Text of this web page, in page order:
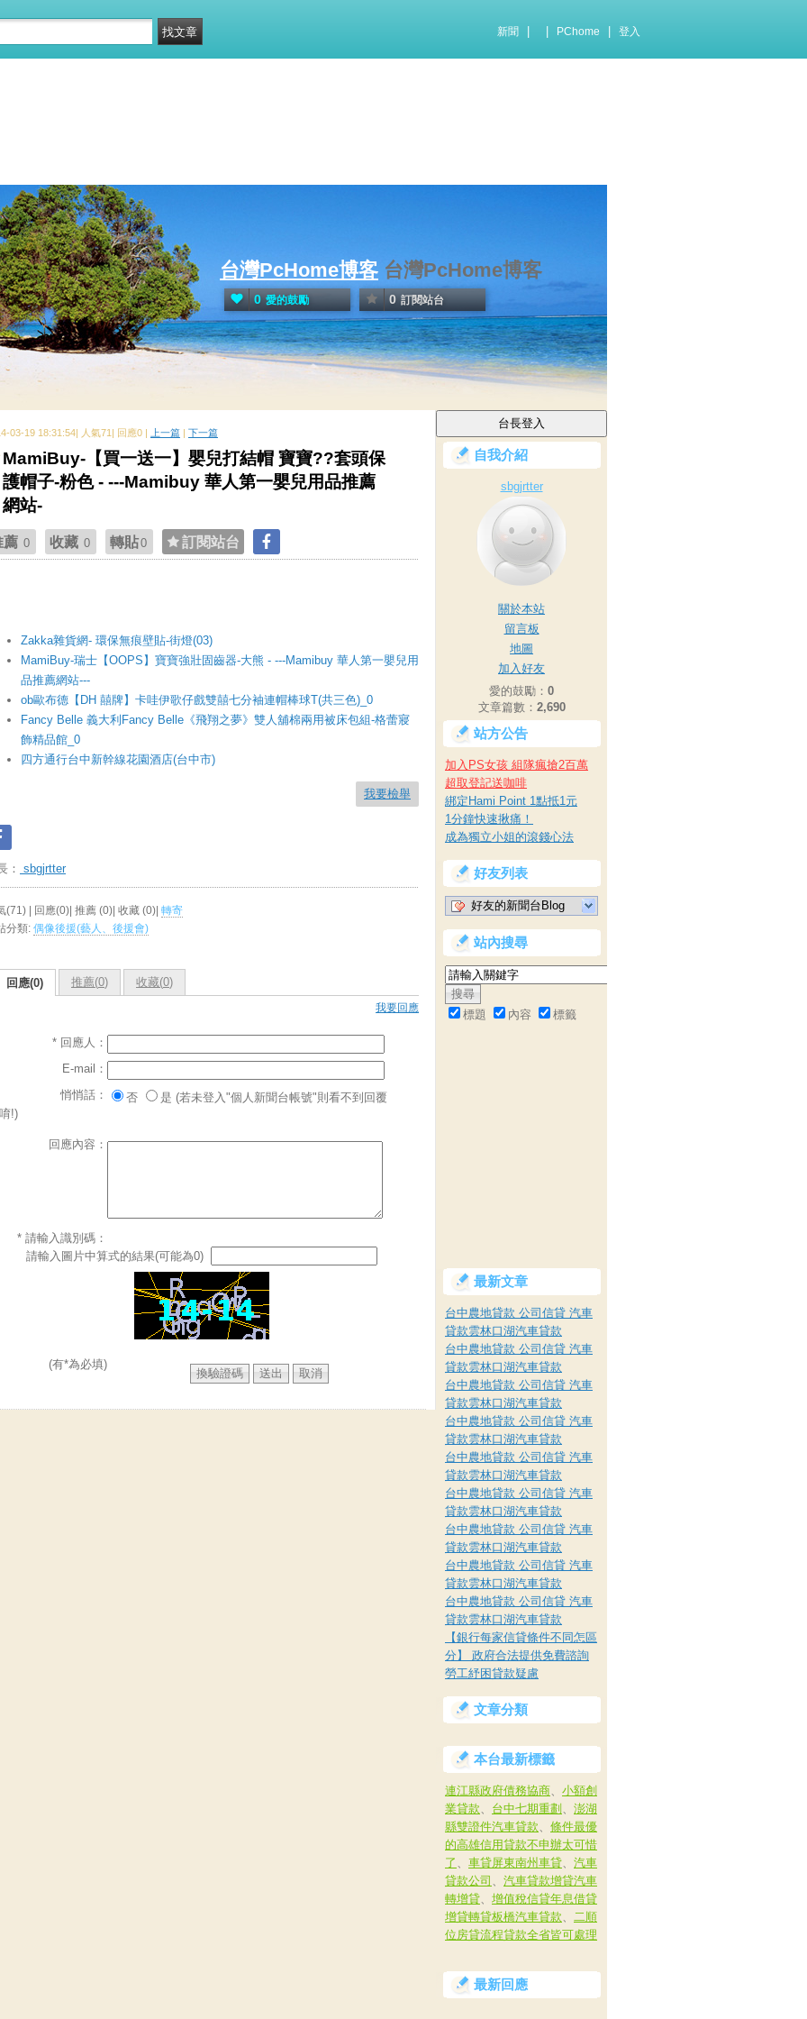
新聞 PChome 登入
台灣PcHome博客 台灣PcHome博客
0 愛的鼓勵 0 訂閱站台
03-19 18:31:54| 人氣71| 回應0 | 上一篇 | 下一篇
MamiBuy-【買一送一】嬰兒打結帽 寶寶??套頭保
護帽子-粉色 - ---Mamibuy 華人第一嬰兒用品推薦
網站-
薦 0 收藏 0 轉貼0 訂閱站台
Zakka雜貨網- 環保無痕壁貼-街燈(03)
MamiBuy-瑞士【OOPS】寶寶強壯固齒器-大熊 - ---Mamibuy 華人第一嬰兒用
品推薦網站---
ob歐布德【DH 囍牌】卡哇伊歌仔戲雙囍七分袖連帽棒球T(共三色)_0
Fancy Belle 義大利Fancy Belle《飛翔之夢》雙人舖棉兩用被床包組-格蕾寢
飾精品館_0
四方通行台中新幹線花園酒店(台中市)
我要檢舉
： sbgjrtter
(71) | 回應(0)| 推薦 (0)| 收藏 (0)| 轉寄
分類: 偶像後援(藝人、後援會)
回應(0) 推薦(0) 收藏(0)
我要回應
* 回應人：
E-mail：
悄悄話：
否
是 (若未登入"個人新聞台帳號"則看不到回覆
唷!)
回應內容：
* 請輸入識別碼：
請輸入圖片中算式的結果(可能為0)
(有*為必填)
自我介紹
sbgjrtter
關於本站
留言板
地圖
加入好友
愛的鼓勵： 0
文章篇數： 2,690
站方公告
加入PS女孩 組隊瘋搶2百萬
超取登記送咖啡
綁定Hami Point 1點抵1元
1分鐘快速揪痛！
成為獨立小姐的滾錢心法
好友列表
好友的新聞台Blog
站內搜尋
標題 內容 標籤
最新文章
台中農地貸款 公司信貸 汽車
貸款雲林口湖汽車貸款
台中農地貸款 公司信貸 汽車
貸款雲林口湖汽車貸款
台中農地貸款 公司信貸 汽車
貸款雲林口湖汽車貸款
台中農地貸款 公司信貸 汽車
貸款雲林口湖汽車貸款
台中農地貸款 公司信貸 汽車
貸款雲林口湖汽車貸款
台中農地貸款 公司信貸 汽車
貸款雲林口湖汽車貸款
台中農地貸款 公司信貸 汽車
貸款雲林口湖汽車貸款
台中農地貸款 公司信貸 汽車
貸款雲林口湖汽車貸款
台中農地貸款 公司信貸 汽車
貸款雲林口湖汽車貸款
【銀行每家信貸條件不同怎區
分】 政府合法提供免費諮詢
勞工紓困貸款疑慮
文章分類
本台最新標籤
連江縣政府債務協商、 小額創
業貸款、 台中七期重劃 、 澎湖
縣雙證件汽車貸款、 條件最優
的高雄信用貸款不申辦太可惜
了 、 車貸屏東南州車貸、 汽車
貸款公司 、 汽車貸款增貸汽車
轉增貸、 增值稅信貸年息借貸
增貸轉貸板橋汽車貸款、 二順
位房貸流程貸款全省皆可處理
最新回應